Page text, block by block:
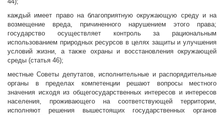
каждый имеет право на благоприятную окружающую среду и на
возмещение вреда, причиненного нарушением этого права;
государство осуществляет контроль за рациональным
использованием природных ресурсов в целях защиты и улучшения
условий жизни, а также охраны и восстановления окружающей
среды (статья 46);
местные Советы депутатов, исполнительные и распорядительные
органы в пределах компетенции решают вопросы местного
значения исходя из общегосударственных интересов и интересов
населения, проживающего на соответствующей территории,
исполняют решения вышестоящих государственных органов